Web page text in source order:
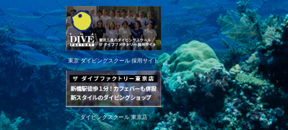
東京 ダイビングスクール 採用サイト
ダイビングスクール 東京店